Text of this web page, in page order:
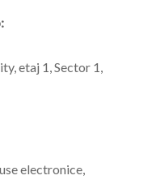
etaj 1, Sector 1,
electronice,